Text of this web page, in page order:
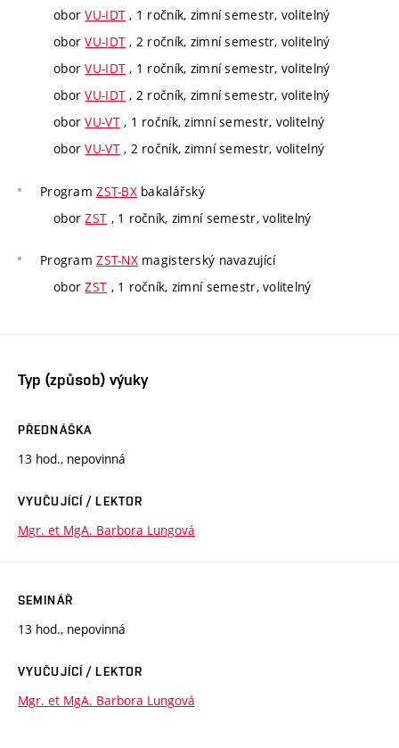
oborVU-IDT , 1 ročník, zimní semestr, volitelný
oborVU-IDT , 2 ročník, zimní semestr, volitelný
oborVU-IDT , 1 ročník, zimní semestr, volitelný
oborVU-IDT , 2 ročník, zimní semestr, volitelný
oborVU-VT, 1 ročník, zimní semestr, volitelný
oborVU-VT, 2 ročník, zimní semestr, volitelný
ProgramZST-BXbakalářský
oborZST , 1 ročník, zimní semestr, volitelný
ProgramZST-NXmagisterský navazující
oborZST , 1 ročník, zimní semestr, volitelný
Typ (způsob) výuky
PŘEDNÁŠKA
13 hod., nepovinná
VYUČUJÍCÍ / LEKTOR
Mgr. et MgA. Barbora Lungová
SEMINÁŘ
13 hod., nepovinná
VYUČUJÍCÍ / LEKTOR
Mgr. et MgA. Barbora Lungová